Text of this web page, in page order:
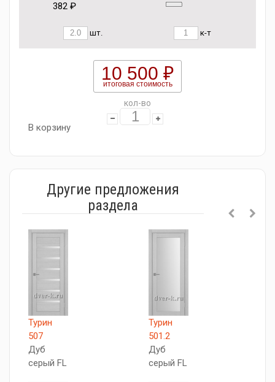
382 ₽
шт. к-т
10 500 ₽
итоговая стоимость
кол-во
В корзину
Другие предложения
раздела
Турин
507
Дуб
серый FL
Турин
501.2
Дуб
серый FL